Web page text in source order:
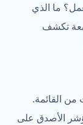
ما الذي
تكشف
القائمة.
الأصدق على